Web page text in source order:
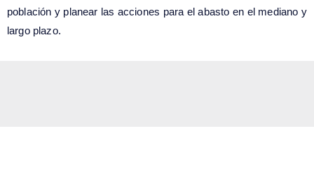
población y planear las acciones para el abasto en el mediano y
largo plazo.